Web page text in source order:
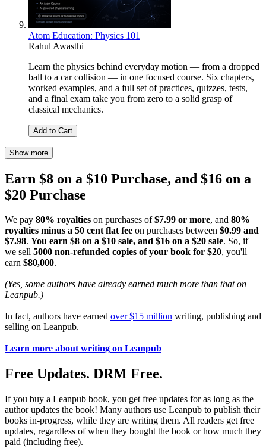
Atom Education: Physics 101
Rahul Awasthi
Learn the physics behind everyday motion — from a dropped
ball to a car collision — in one focused course. Six chapters,
worked examples, and a full set of practices, quizzes, tests,
and a final exam take you from zero to a solid grasp of
classical mechanics.
Add to Cart
Show more
Earn $8 on a $10 Purchase, and $16 on a
$20 Purchase
We pay 80% royalties on purchases of$7.99 or more, and 80%
royalties minus a 50 cent flat fee on purchases between $0.99 and
$7.98. You earn $8 on a $10 sale, and $16 on a $20 sale. So, if
we sell 5000 non-refunded copies of your book for $20, you'll
earn $80,000.
(Yes, some authors have already earned much more than that on
Leanpub.)
In fact, authors have earned over $15 million writing, publishing and
selling on Leanpub.
Learn more about writing on Leanpub
Free Updates. DRM Free.
If you buy a Leanpub book, you get free updates for as long as the
author updates the book! Many authors use Leanpub to publish their
books in-progress, while they are writing them. All readers get free
updates, regardless of when they bought the book or how much they
paid (including free).